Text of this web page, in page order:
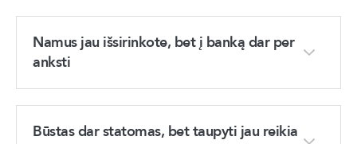
Namus jau išsirinkote, bet į banką dar per
anksti
Būstas dar statomas, bet taupyti jau reikia